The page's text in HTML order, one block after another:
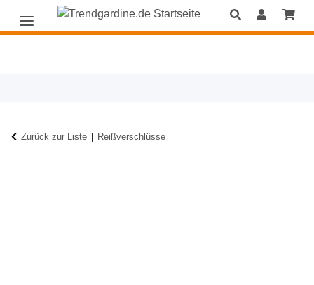
Zurück zur Liste Reißverschlüsse